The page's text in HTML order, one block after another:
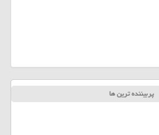
پربیننده ترین ها